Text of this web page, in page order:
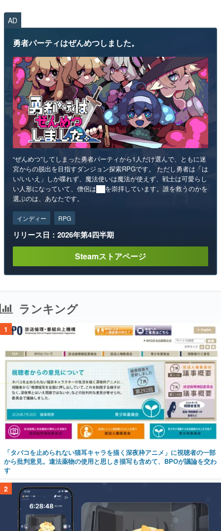
AD
勇者パーティはぜんめつしました。
“ぜんめつ”してしまった勇者パーティから1人だけ選んで、ともに迷
宮からの脱出を目指すダンジョン探索RPGです。 ただし勇者は「は
い/いいえ」しか喋れず、魔法使いは魔法が使えず、戦士は可愛らし
い人形になっていて、僧侶は██を崇拝しています。誰を救うのかを
選ぶのは、あなたです。
インディー RPG
リリース日：2026年第4四半期
Steamストアページ
ランキング
1
「タバコを止められない猫耳キャラを描く深夜枠アニメ」に視聴者の一部
から批判意見。違法薬物の使用と思しき描写も含めて、BPOが議論を交わ
す
2